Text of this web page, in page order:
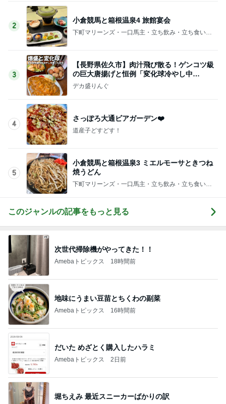
2
小倉競馬と箱根温泉4 旅館宴会
下町マリーンズ・一口馬主・立ち飲み・立ち食いそ
3
【長野県佐久市】肉汁飛び散る！ゲンコツ級
の巨大唐揚げと恒例「変化球冷やし中
華」！！〜李紅蘭さん〜
デカ盛りんぐ
4
さっぽろ大通ビアガーデン❤️
道産子どすどす！
5
小倉競馬と箱根温泉3 ミエルモーサときつね
焼うどん
下町マリーンズ・一口馬主・立ち飲み・立ち食いそ
このジャンルの記事をもっと見る
次世代掃除機がやってきた！！
Amebaトピックス 18時間前
地味にうまい豆苗とちくわの副菜
Amebaトピックス 16時間前
だいた めざとく購入したハラミ
Amebaトピックス 2日前
堀ちえみ 最近スニーカーばかりの訳